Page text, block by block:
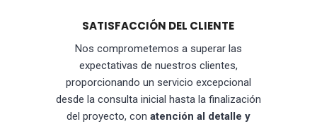
SATISFACCIÓN DEL CLIENTE
Nos comprometemos a superar las
expectativas de nuestros clientes,
proporcionando un servicio excepcional
desde la consulta inicial hasta la finalización
del proyecto, con atención al detalle y